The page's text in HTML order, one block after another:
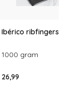
Ibérico ribfingers
1000 gram
26,99